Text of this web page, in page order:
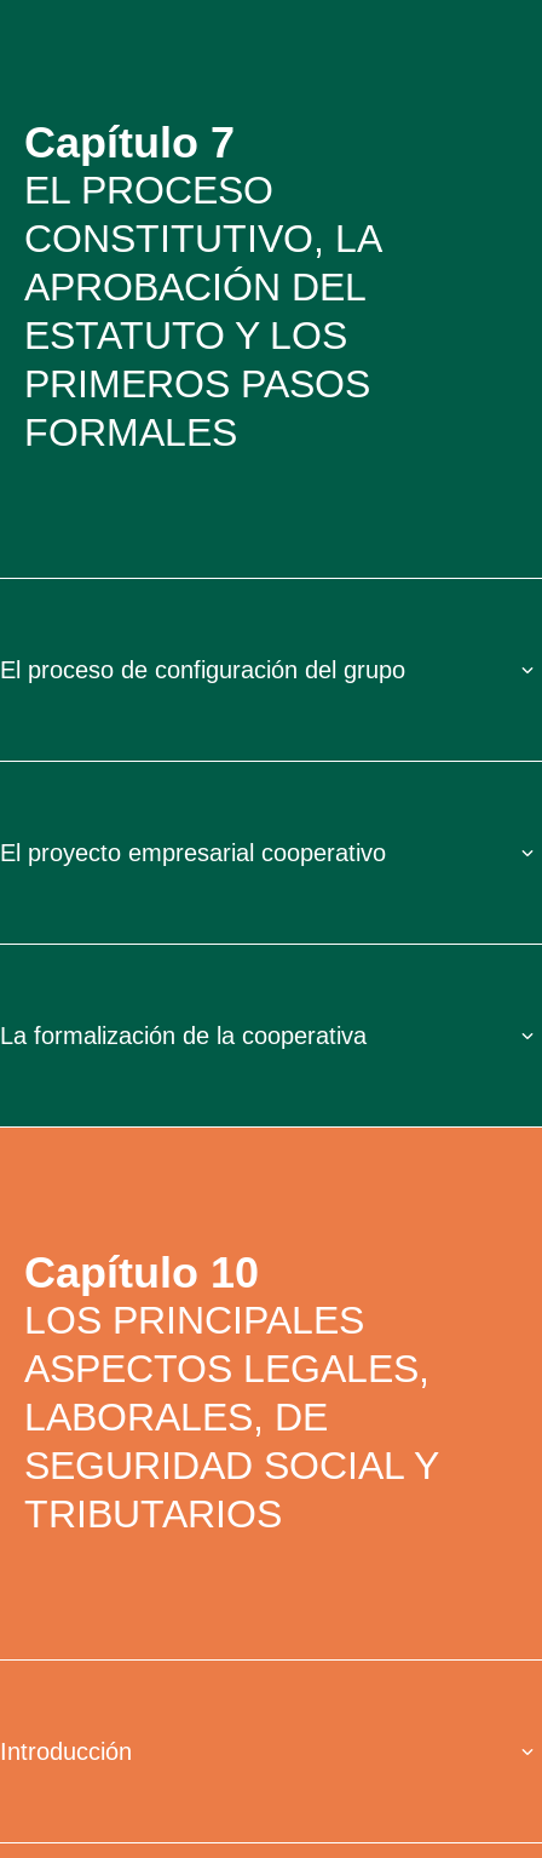
Capítulo 7
EL PROCESO
CONSTITUTIVO, LA
APROBACIÓN DEL
ESTATUTO Y LOS
PRIMEROS PASOS
FORMALES
El proceso de configuración del grupo
El proyecto empresarial cooperativo
La formalización de la cooperativa
Capítulo 10
LOS PRINCIPALES
ASPECTOS LEGALES,
LABORALES, DE
SEGURIDAD SOCIAL Y
TRIBUTARIOS
Introducción